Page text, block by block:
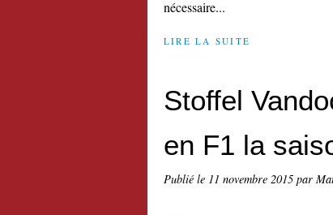
nécessaire...
LIRE LA SUITE
Stoffel
en F1 la
Publié le 11 novembre 2015 par